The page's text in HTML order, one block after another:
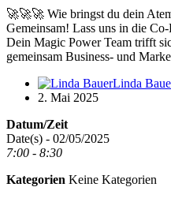
🚀🚀🚀 Wie bringst du dein
Gemeinsam! Lass uns in die
Dein Magic Power Team trifft
gemeinsam Business- und
Linda
2. Mai 2025
Datum/Zeit
Date(s) - 02/05/2025
7:00 - 8:30
Kategorien Keine Kategorien